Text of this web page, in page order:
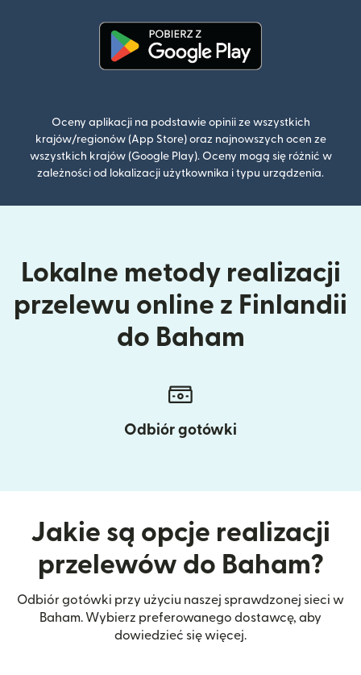
Oceny aplikacji na podstawie opinii ze wszystkich
krajów/regionów (App Store) oraz najnowszych ocen ze
wszystkich krajów (Google Play). Oceny mogą się różnić w
zależności od lokalizacji użytkownika i typu urządzenia.
Lokalne metody realizacji
przelewu online z Finlandii
do Baham
Odbiór gotówki
Jakie są opcje realizacji
przelewów do Baham?
Odbiór gotówki przy użyciu naszej sprawdzonej sieci w
Baham. Wybierz preferowanego dostawcę, aby
dowiedzieć się więcej.